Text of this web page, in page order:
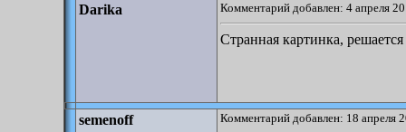
Darika Комментарий добавлен: 4 апреля
Странная картинка,
semenoff Комментарий добавлен: 18 апреля